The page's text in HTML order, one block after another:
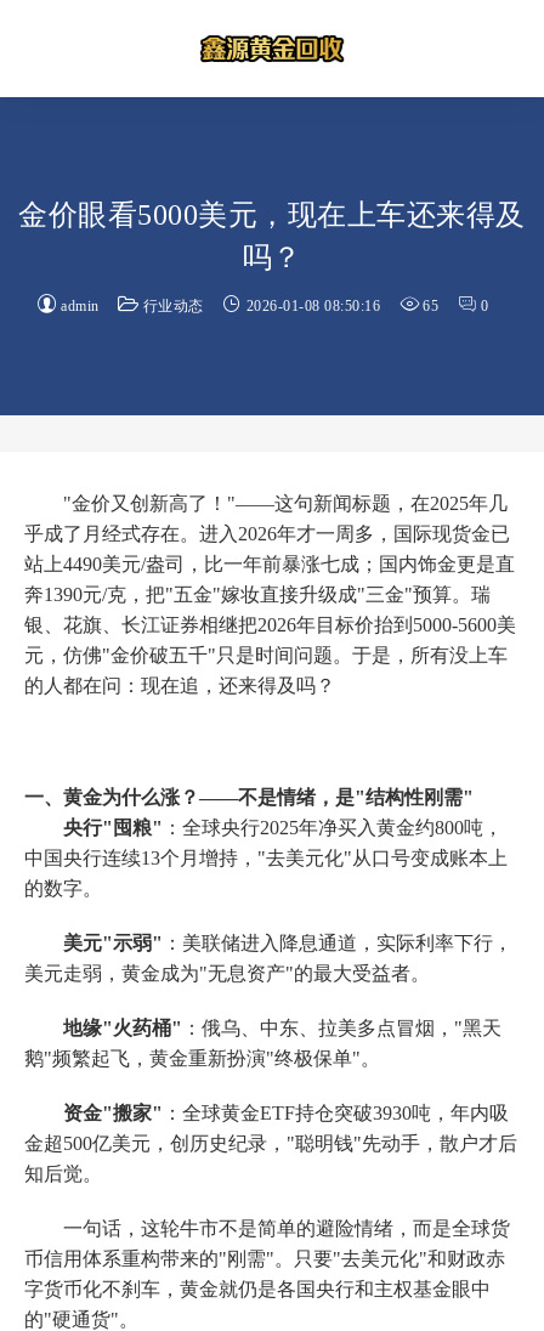
金价眼看5000美元，现在上车还来得及
吗？
admin 行业动态 2026-01-08 08:50:16 65 0
"金价又创新高了！"——这句新闻标题，在2025年几
乎成了月经式存在。进入2026年才一周多，国际现货金已
站上4490美元/盎司，比一年前暴涨七成；国内饰金更是直
奔1390元/克，把"五金"嫁妆直接升级成"三金"预算。瑞
银、花旗、长江证券相继把2026年目标价抬到5000-5600美
元，仿佛"金价破五千"只是时间问题。于是，所有没上车
的人都在问：现在追，还来得及吗？
一、黄金为什么涨？——不是情绪，是"结构性刚需"
央行"囤粮" ：全球央行2025年净买入黄金约800吨，
中国央行连续13个月增持，"去美元化"从口号变成账本上
的数字。
美元"示弱" ：美联储进入降息通道，实际利率下行，
美元走弱，黄金成为"无息资产"的最大受益者。
地缘"火药桶" ：俄乌、中东、拉美多点冒烟，"黑天
鹅"频繁起飞，黄金重新扮演"终极保单"。
资金"搬家" ：全球黄金ETF持仓突破3930吨，年内吸
金超500亿美元，创历史纪录，"聪明钱"先动手，散户才后
知后觉。
一句话，这轮牛市不是简单的避险情绪，而是全球货
币信用体系重构带来的"刚需"。只要"去美元化"和财政赤
字货币化不刹车，黄金就仍是各国央行和主权基金眼中
的"硬通货"。